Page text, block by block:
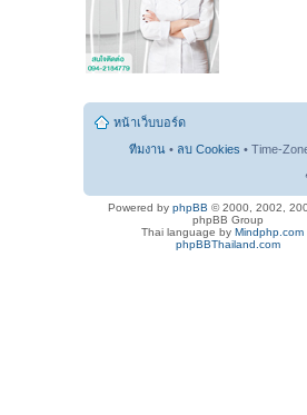
หน้าเว็บบอร์ด
ทีมงาน • ลบ Cookies • Time-
Powered by phpBB © 2000, 2002,
phpBB Group
Thai language by Mindphp.com
phpBBThailand.com